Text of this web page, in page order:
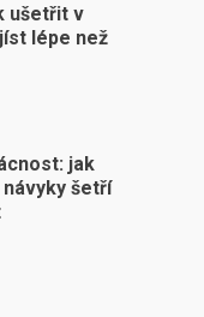
ušetřit v
lépe než
jak
šetří